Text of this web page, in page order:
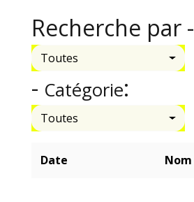
Recherche par -
Toutes
- Catégorie:
Toutes
Date Nom